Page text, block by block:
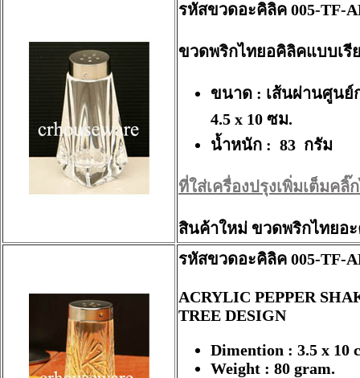
รหัสขวดอะคิลิค 005-TF-
ขวดพริกไทยอคิลิคแบบเรี
ขนาด : เส้นผ่านศูนย์
4.5 x 10 ซม.
น้ำหนัก : 83 กรัม
ที่ใส่เครื่องปรุงเพิ่มเต็มคลิ๊
สินค้าใหม่ ขวดพริกไทยอ
รหัสขวดอะคิลิค 005-TF-
ACRYLIC PEPPER
TREE DESIGN
Dimention : 3.5 x 10
Weight : 80 gram.